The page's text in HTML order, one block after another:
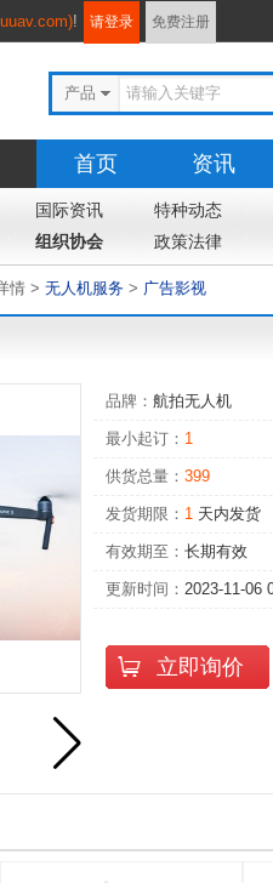
! 请登录 免费注册
产品
首页 资讯
专题
杂志
国际资讯 特种动态
组织协会 政策法律
> 无人机服务 > 广告影视
情
品牌： 航拍无人机
最小起订： 1
供货总量： 399
发货期限： 1 天内发货
有效期至： 长期有效
更新时间： 2023-11-06
立即询价